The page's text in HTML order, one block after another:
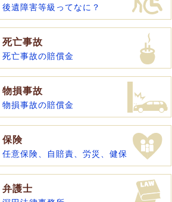
後遺障害等級ってなに？
死亡事故
死亡事故の賠償金
物損事故
物損事故の賠償金
保険
任意保険、自賠責、労災、健保
弁護士